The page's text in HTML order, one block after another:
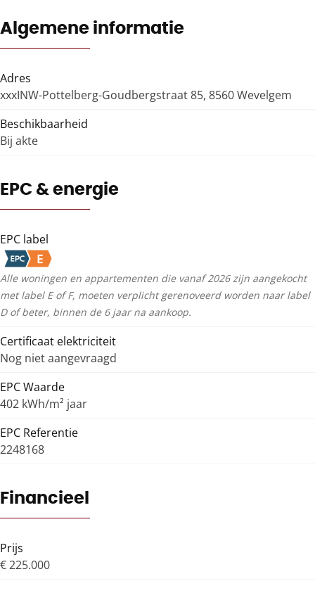
Algemene informatie
Adres
xxxINW-Pottelberg-Goudbergstraat 85, 8560 Wevelgem
Beschikbaarheid
Bij akte
EPC & energie
EPC label
Alle woningen en appartementen die vanaf 2026 zijn aangekocht
met label E of F, moeten verplicht gerenoveerd worden naar label
D of beter, binnen de 6 jaar na aankoop.
Certificaat elektriciteit
Nog niet aangevraagd
EPC Waarde
402 kWh/m² jaar
EPC Referentie
2248168
Financieel
Prijs
€ 225.000